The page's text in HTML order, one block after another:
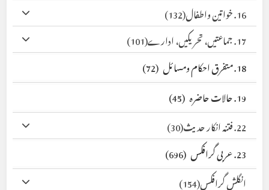
16. خواتین واطفال
(132)
17. جماعتیں، تحریکیں، ادارے
(101)
18. متفرق احکام ومسائل
(72)
19. حالات حاضرہ
(45)
22. فتنہ انکار حدیث
(30)
23. عربی گرافکس
(696)
انگلش گرافکس(154)